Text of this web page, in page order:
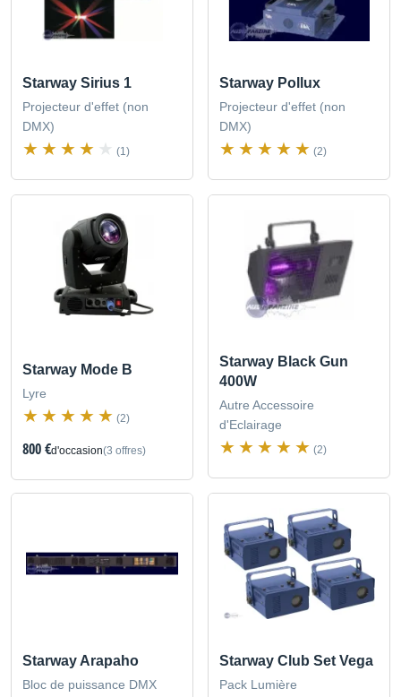
Starway Sirius 1
Projecteur d'effet (non
DMX)
(1)
Starway Pollux
Projecteur d'effet (non
DMX)
(2)
Starway Mode B
Lyre
(2)
800 €d'occasion(3 offres)
Starway Black Gun
400W
Autre Accessoire
d'Eclairage
(2)
Starway Arapaho
Bloc de puissance DMX
Starway Club Set Vega
Pack Lumière